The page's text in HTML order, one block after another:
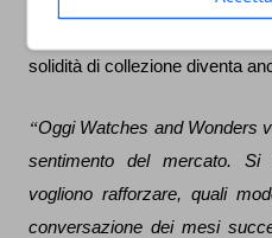
solidità di collezione diventa
“Oggi Watches and Wonders
sentimento del mercato.
vogliono rafforzare, quali
conversazione dei mesi